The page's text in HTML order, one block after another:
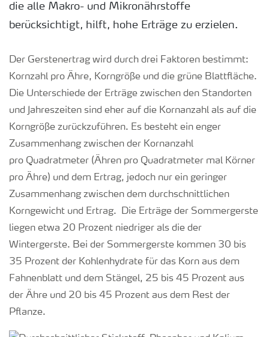
die alle Makro- und Mikronährstoffe
berücksichtigt, hilft, hohe Erträge zu erzielen.
Der Gerstenertrag wird durch drei Faktoren bestimmt:
Kornzahl pro Ähre, Korngröße und die grüne Blattfläche.
Die Unterschiede der Erträge zwischen den Standorten
und Jahreszeiten sind eher auf die Kornanzahl als auf die
Korngröße zurückzuführen. Es besteht ein enger
Zusammenhang zwischen der Kornanzahl
pro Quadratmeter (Ähren pro Quadratmeter mal Körner
pro Ähre) und dem Ertrag, jedoch nur ein geringer
Zusammenhang zwischen dem durchschnittlichen
Korngewicht und Ertrag. Die Erträge der Sommergerste
liegen etwa 20 Prozent niedriger als die der
Wintergerste. Bei der Sommergerste kommen 30 bis
35 Prozent der Kohlenhydrate für das Korn aus dem
Fahnenblatt und dem Stängel, 25 bis 45 Prozent aus
der Ähre und 20 bis 45 Prozent aus dem Rest der
Pflanze.